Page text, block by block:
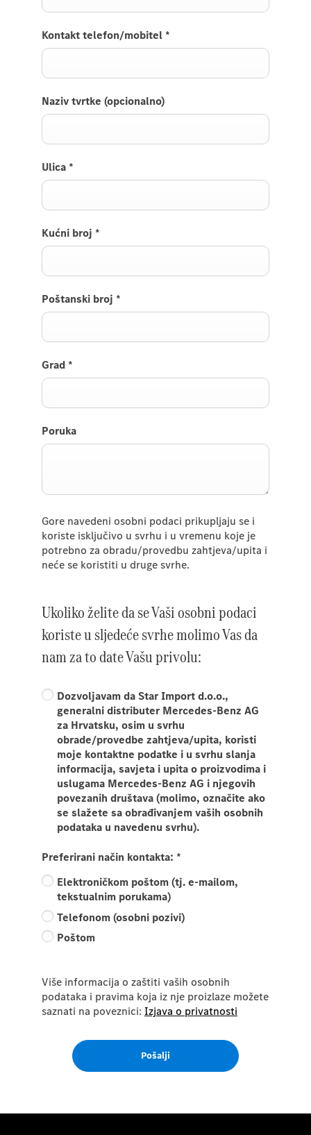
Kontakt telefon/mobitel *
Naziv tvrtke (opcionalno)
Ulica *
Kućni broj *
Poštanski broj *
Grad *
Poruka
Gore navedeni osobni podaci prikupljaju se i
koriste isključivo u svrhu i u vremenu koje je
potrebno za obradu/provedbu zahtjeva/upita i
neće se koristiti u druge svrhe.
Ukoliko želite da se Vaši osobni podaci
koriste u sljedeće svrhe molimo Vas da
nam za to date Vašu privolu:
Dozvoljavam da Star Import d.o.o.,
generalni distributer Mercedes-Benz AG
za Hrvatsku, osim u svrhu
obrade/provedbe zahtjeva/upita, koristi
moje kontaktne podatke i u svrhu slanja
informacija, savjeta i upita o proizvodima i
uslugama Mercedes-Benz AG i njegovih
povezanih društava (molimo, označite ako
se slažete sa obrađivanjem vaših osobnih
podataka u navedenu svrhu).
Preferirani način kontakta: *
Elektroničkom poštom (tj. e-mailom,
tekstualnim porukama)
Telefonom (osobni pozivi)
Poštom
Više informacija o zaštiti vaših osobnih
podataka i pravima koja iz nje proizlaze možete
saznati na poveznici: Izjava o privatnosti
Pošalji